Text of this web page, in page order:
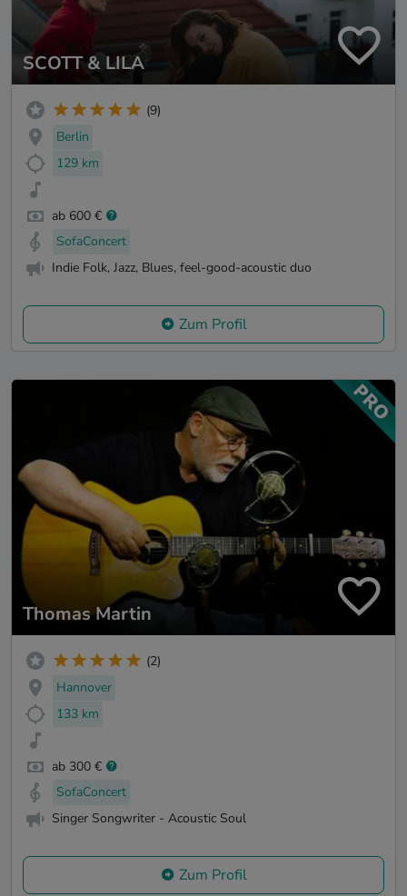
SCOTT & LILA
(9)
Berlin
129 km
ab 600 €
SofaConcert
Indie Folk, Jazz, Blues, feel-good-acoustic duo
Zum Profil
Thomas Martin
(2)
Hannover
133 km
ab 300 €
SofaConcert
Singer Songwriter - Acoustic Soul
Zum Profil